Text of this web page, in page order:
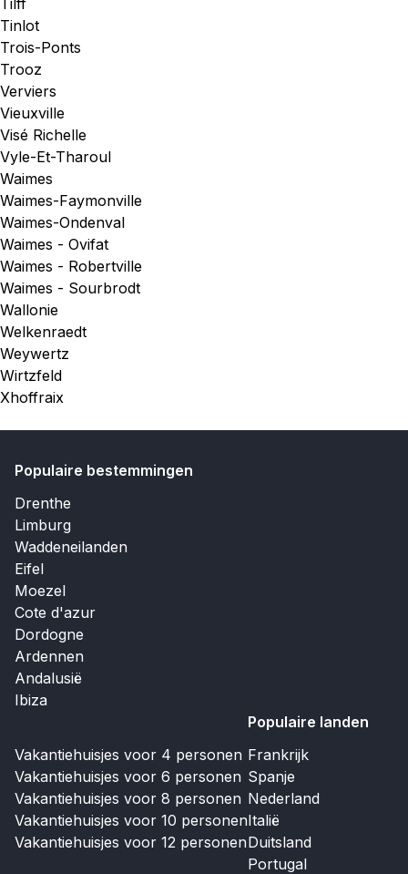
Tilff
Tinlot
Trois-Ponts
Trooz
Verviers
Vieuxville
Visé Richelle
Vyle-Et-Tharoul
Waimes
Waimes-Faymonville
Waimes-Ondenval
Waimes - Ovifat
Waimes - Robertville
Waimes - Sourbrodt
Wallonie
Welkenraedt
Weywertz
Wirtzfeld
Xhoffraix
Populaire bestemmingen
Drenthe
Limburg
Waddeneilanden
Eifel
Moezel
Cote d'azur
Dordogne
Ardennen
Andalusië
Ibiza
Vakantiehuisjes voor 4 personen
Vakantiehuisjes voor 6 personen
Vakantiehuisjes voor 8 personen
Vakantiehuisjes voor 10 personen
Vakantiehuisjes voor 12 personen
Populaire landen
Frankrijk
Spanje
Nederland
Italië
Duitsland
Portugal